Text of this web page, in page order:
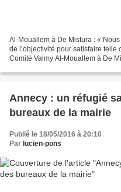
Al-Mouallem à De Mistura : «
de l’objectivité pour satisfaire
Comité Valmy Al-Mouallem à De
Annecy : un réfugié
bureaux de la mairie
Publié le 18/05/2016 à 20:10
Par lucien-pons